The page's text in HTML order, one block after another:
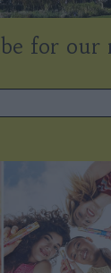
for our